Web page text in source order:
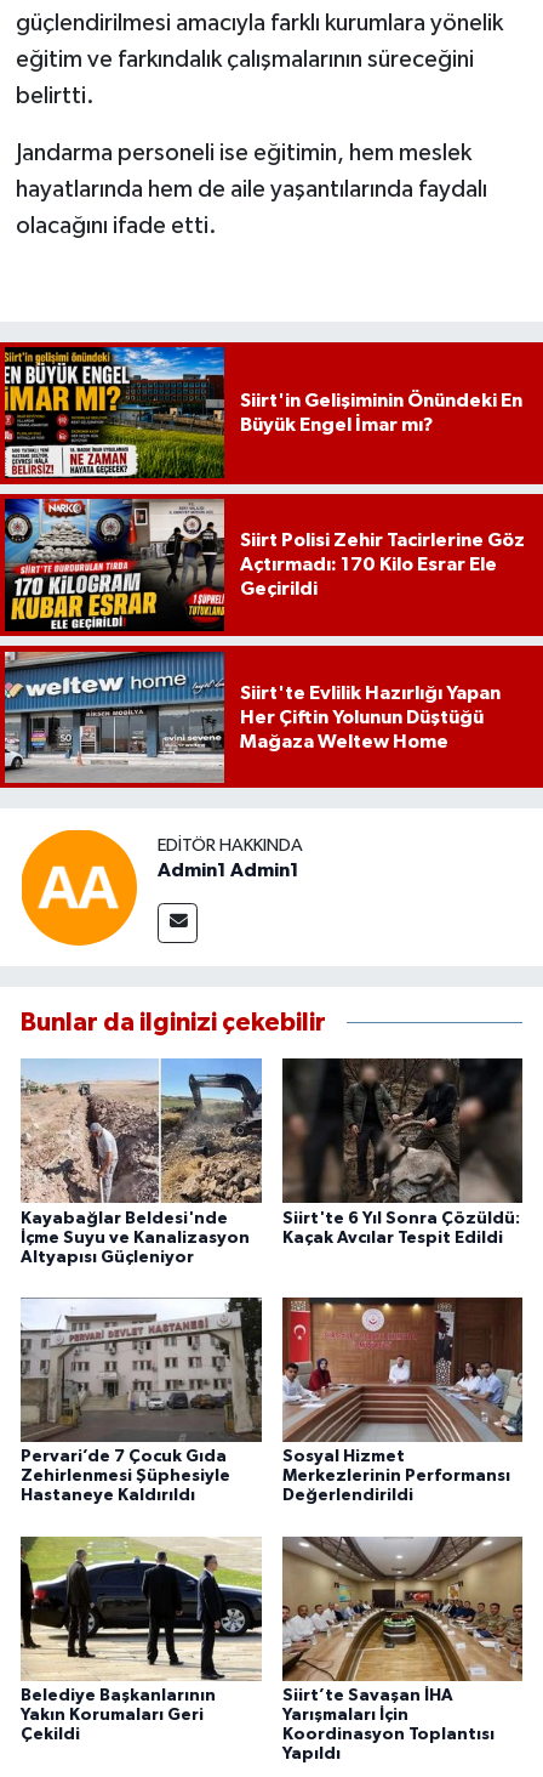
güçlendirilmesi amacıyla farklı kurumlara yönelik
eğitim ve farkındalık çalışmalarının süreceğini
belirtti.
Jandarma personeli ise eğitimin, hem meslek
hayatlarında hem de aile yaşantılarında faydalı
olacağını ifade etti.
Siirt'in Gelişiminin Önündeki En
Büyük Engel İmar mı?
Siirt Polisi Zehir Tacirlerine Göz
Açtırmadı: 170 Kilo Esrar Ele
Geçirildi
Siirt'te Evlilik Hazırlığı Yapan
Her Çiftin Yolunun Düştüğü
Mağaza Weltew Home
EDITÖR HAKKINDA
Admin1 Admin1
Bunlar da ilginizi çekebilir
Kayabağlar Beldesi'nde
İçme Suyu ve Kanalizasyon
Altyapısı Güçleniyor
Siirt'te 6 Yıl Sonra Çözüldü:
Kaçak Avcılar Tespit Edildi
Pervari’de 7 Çocuk Gıda
Zehirlenmesi Şüphesiyle
Hastaneye Kaldırıldı
Sosyal Hizmet
Merkezlerinin Performansı
Değerlendirildi
Belediye Başkanlarının
Yakın Korumaları Geri
Çekildi
Siirt’te Savaşan İHA
Yarışmaları İçin
Koordinasyon Toplantısı
Yapıldı